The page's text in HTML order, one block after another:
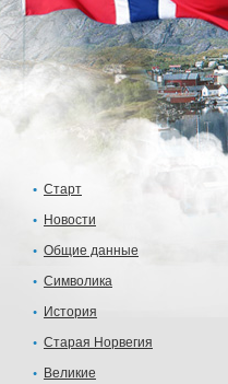
Старт
Новости
Общие данные
Символика
История
Старая Норвегия
Великие